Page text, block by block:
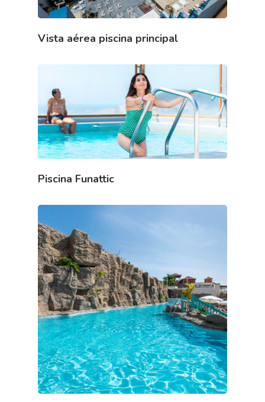
Vista aérea piscina principal
Piscina Funattic